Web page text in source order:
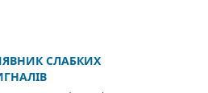
СЛАБКИХ